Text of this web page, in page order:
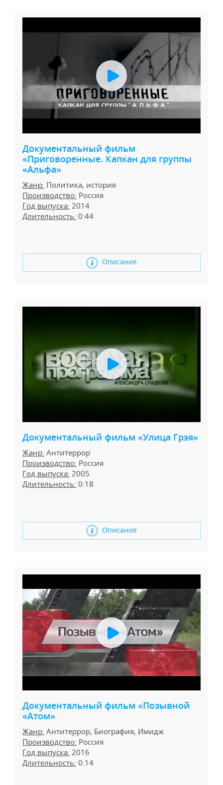
Документальный фильм
«Приговоренные. Капкан для группы
«Альфа»
Жанр: Политика, история
Производство: Россия
Год выпуска: 2014
Длительность: 0:44
Описание
Документальный фильм «Улица Грэя»
Жанр: Антитеррор
Производство: Россия
Год выпуска: 2005
Длительность: 0:18
Описание
Документальный фильм «Позывной
«Атом»
Жанр: Антитеррор, Биография, Имидж
Производство: Россия
Год выпуска: 2016
Длительность: 0:14